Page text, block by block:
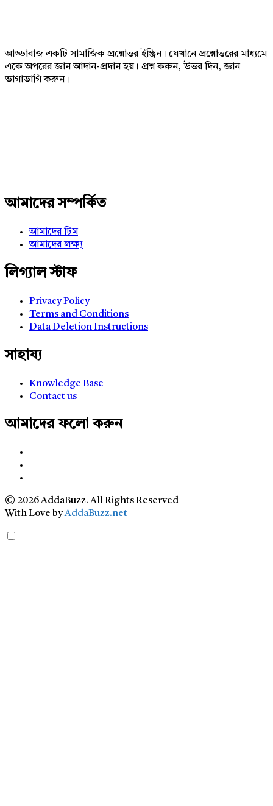
আড্ডাবাজ একটি সামাজিক প্রশ্নোত্তর ইঞ্জিন। যেখানে প্রশ্নোত্তরের মাধ্যমে
একে অপরের জ্ঞান আদান-প্রদান হয়। প্রশ্ন করুন, উত্তর দিন, জ্ঞান
ভাগাভাগি করুন।
আমাদের সম্পর্কিত
আমাদের টিম
আমাদের লক্ষ্য
লিগ্যাল স্টাফ
Privacy Policy
Terms and Conditions
Data Deletion Instructions
সাহায্য
Knowledge Base
Contact us
আমাদের ফলো করুন
© 2026 AddaBuzz. All Rights Reserved
With Love byAddaBuzz.net